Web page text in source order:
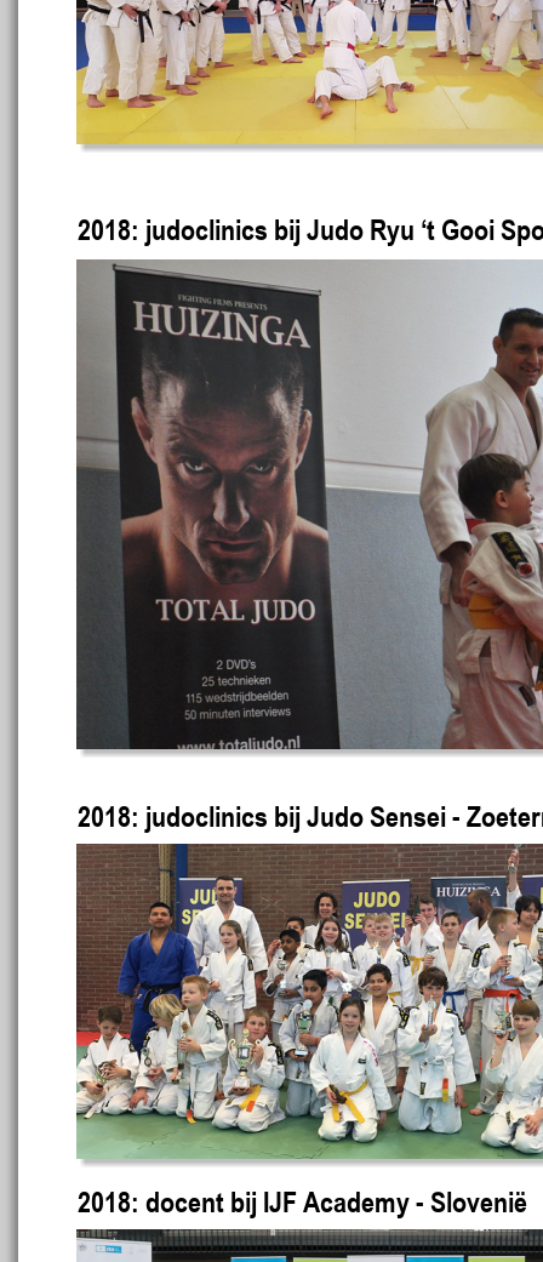
2018: judoclinics bij Judo Ryu ‘t Gooi
2018: judoclinics bij Judo Sensei -
2018: docent bij IJF Academy - Slovenië